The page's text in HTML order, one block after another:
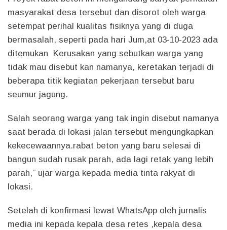
masyarakat desa tersebut dan disorot oleh warga
setempat perihal kualitas fisiknya yang di duga
bermasalah, seperti pada hari Jum,at 03-10-2023 ada
ditemukan Kerusakan yang sebutkan warga yang
tidak mau disebut kan namanya, keretakan terjadi di
beberapa titik kegiatan pekerjaan tersebut baru
seumur jagung.
Salah seorang warga yang tak ingin disebut namanya
saat berada di lokasi jalan tersebut mengungkapkan
kekecewaannya.rabat beton yang baru selesai di
bangun sudah rusak parah, ada lagi retak yang lebih
parah,” ujar warga kepada media tinta rakyat di
lokasi.
Setelah di konfirmasi lewat WhatsApp oleh jurnalis
media ini kepada kepala desa retes ,kepala desa